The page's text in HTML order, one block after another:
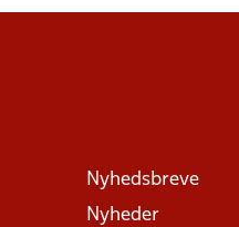
Nyhedsbreve
Nyheder